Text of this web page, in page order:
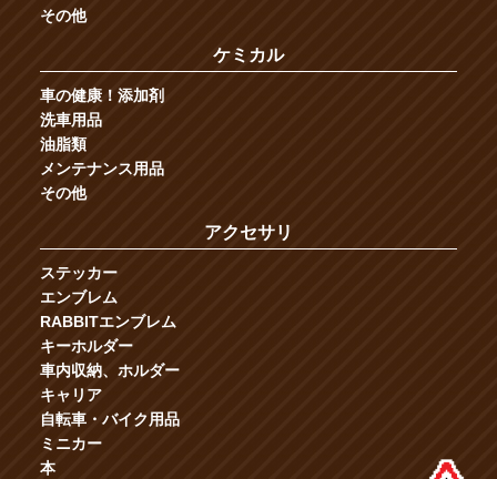
その他
ケミカル
車の健康！添加剤
洗車用品
油脂類
メンテナンス用品
その他
アクセサリ
ステッカー
エンブレム
RABBITエンブレム
キーホルダー
車内収納、ホルダー
キャリア
自転車・バイク用品
ミニカー
本